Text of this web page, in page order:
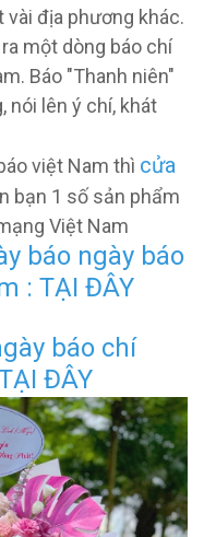
vài địa phương khác.
một dòng báo chí
Báo "Thanh niên"
nói lên ý chí, khát
việt Nam thì cửa
bạn 1 số sản phẩm
Việt Nam
báo ngày báo
: TẠI ĐÂY
báo chí
ĐÂY